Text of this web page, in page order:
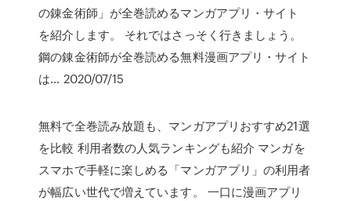
の錬金術師」が全巻読めるマンガアプリ・サイト
を紹介します。 それではさっそく行きましょう。
鋼の錬金術師が全巻読める無料漫画アプリ・サイト
は… 2020/07/15
無料で全巻読み放題も、マンガアプリおすすめ21選
を比較 利用者数の人気ランキングも紹介 マンガを
スマホで手軽に楽しめる「マンガアプリ」の利用者
が幅広い世代で増えています。 一口に漫画アプリ